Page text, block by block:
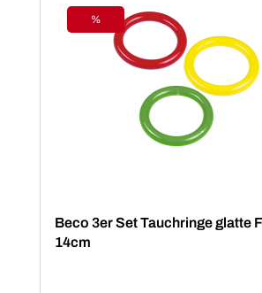
Rabatt
%
Beco 3er Set Tauchringe glatte
14cm